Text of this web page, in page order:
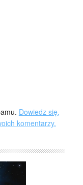
Dowiedz się,
komentarzy.